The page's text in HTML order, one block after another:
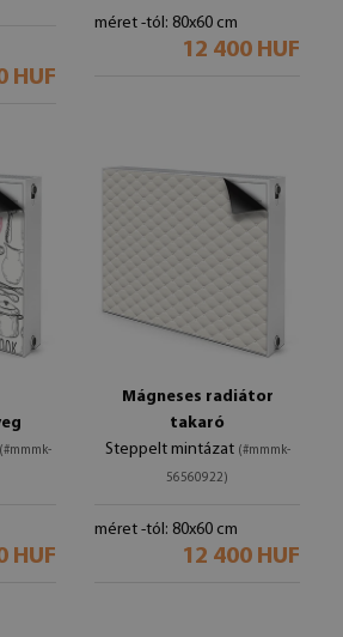
HUF
méret -tól: 80x60 cm
12 400 HUF
(#mmmk-
HUF
Mágneses radiátor
takaró
Steppelt mintázat (#mmmk-
56560922)
méret -tól: 80x60 cm
12 400 HUF